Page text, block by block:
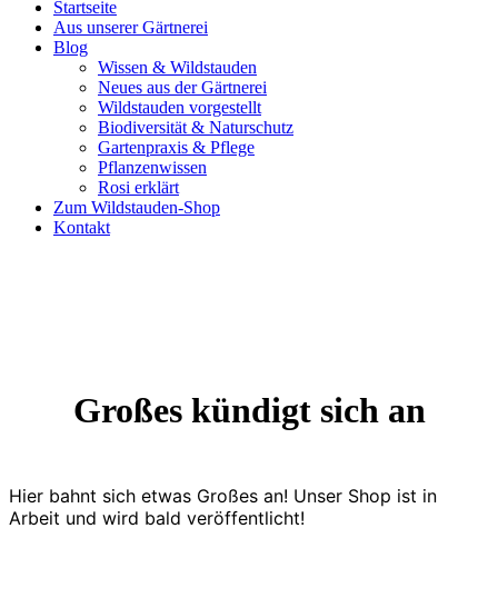
Startseite
Aus unserer Gärtnerei
Blog
Wissen & Wildstauden
Neues aus der Gärtnerei
Wildstauden vorgestellt
Biodiversität & Naturschutz
Gartenpraxis & Pflege
Pflanzenwissen
Rosi erklärt
Zum Wildstauden-Shop
Kontakt
Großes kündigt sich an
Hier bahnt sich etwas Großes an! Unser Shop ist in
Arbeit und wird bald veröffentlicht!